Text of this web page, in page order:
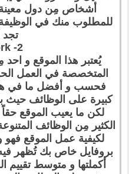
أشخاص مِن دول
للمطلوب منك في
تجد
2- Upwork
يُعتبر هذا الموقع و
المتخصصة في العمل
فحسب و أفضل ما في
كبيرة على الوظائف حيث
لكن ما يعيب الموقع
الكثير مِن الوظائف
لكيفية عمل الموقع
بروفايل خاص بك تُظهر
أكملتها و متوسط